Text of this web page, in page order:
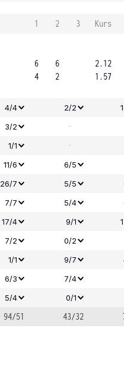
1 2 3
Kurs
6
4
6
2
2.12
1.57
4/4 2/2
3/2 -
1/1 -
11/6
6/5
26/7 5/5
7/7 5/4
17/4 9/1
7/2
0/2
1/1 9/7
6/3
7/4
5/4 0/1
94/51 43/32